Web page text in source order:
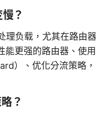
？
理负载，尤其在路由器
能更强的路由器、使用
）、优化分流策略，
？